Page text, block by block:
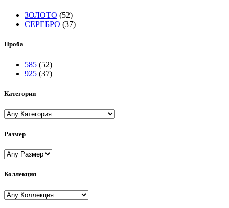
ЗОЛОТО (52)
СЕРЕБРО (37)
Проба
585 (52)
925 (37)
Категории
Размер
Коллекция